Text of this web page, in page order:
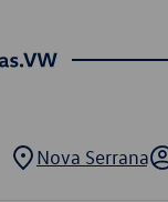
Nova Serrana